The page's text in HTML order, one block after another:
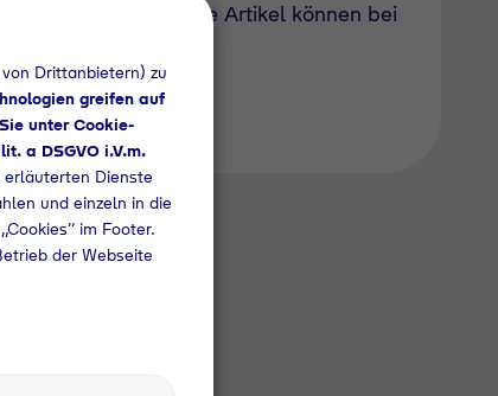
derzeit nicht geführte Artikel können bei
Drittanbietern) zu
greifen auf
unter Cookie-
a DSGVO i.V.m.
erläuterten Dienste
und einzeln in die
im Footer.
der Webseite